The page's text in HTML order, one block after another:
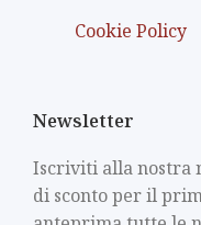
Cookie Policy
Newsletter
Iscriviti alla nostra
di sconto per il